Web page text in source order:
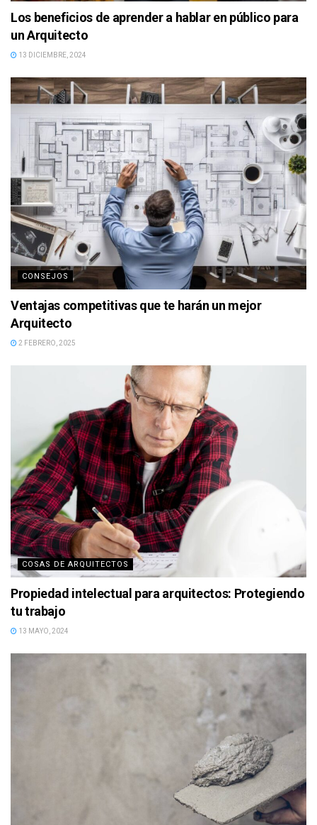
Los beneficios de aprender a hablar en público para
un Arquitecto
13 DICIEMBRE, 2024
CONSEJOS
Ventajas competitivas que te harán un mejor
Arquitecto
2 FEBRERO, 2025
COSAS DE ARQUITECTOS
Propiedad intelectual para arquitectos: Protegiendo
tu trabajo
13 MAYO, 2024